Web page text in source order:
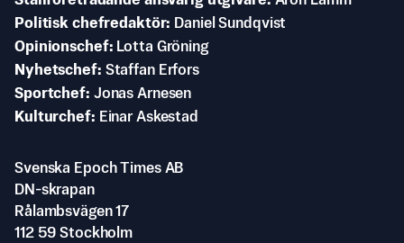
Politisk chefredaktör
Daniel Sundqvist
Opinionschef
Lotta Gröning
Nyhetschef Staffan Erfors
Sportchef Jonas Arnesen
Kulturchef
Einar Askestad
Svenska Epoch Times AB
DN-skrapan
Rålambsvägen 17
112 59 Stockholm